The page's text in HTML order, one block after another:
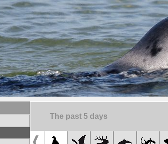
The past 5 days